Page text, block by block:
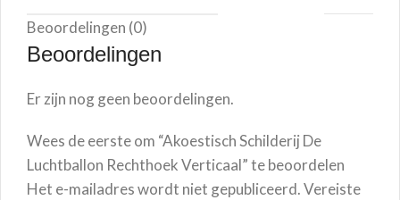
Beoordelingen (0)
Beoordelingen
Er zijn nog geen beoordelingen.
Wees de eerste om “Akoestisch Schilderij De
Luchtballon Rechthoek Verticaal” te beoordelen
Het e-mailadres wordt niet gepubliceerd.Vereiste